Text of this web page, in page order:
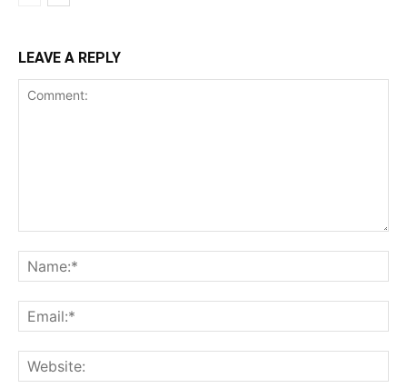
LEAVE A REPLY